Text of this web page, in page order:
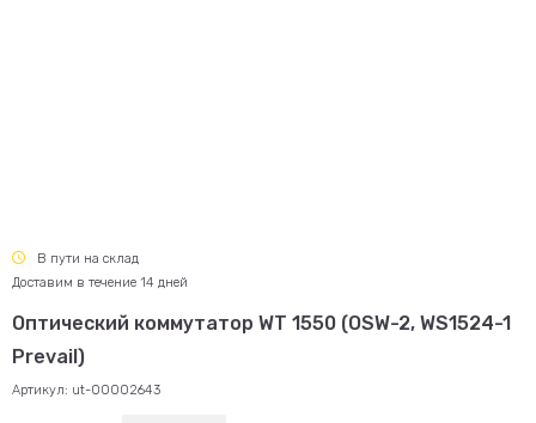
Оптический коммутатор WT 1550 (OSW-2, WS1524-1
Prevail)
Артикул: ut-00002643
В пути на склад
Доставим в течение 14 дней